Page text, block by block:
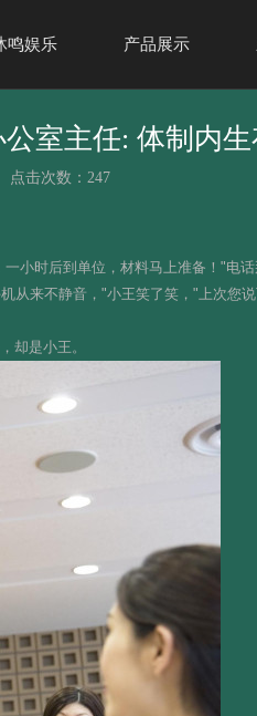
鸣娱乐 产品展示
室主任: 体制内生
点击次数：247
小时后到单位，材料马上准备！"电话
从来不静音，"小王笑了笑，"上次您
却是小王。